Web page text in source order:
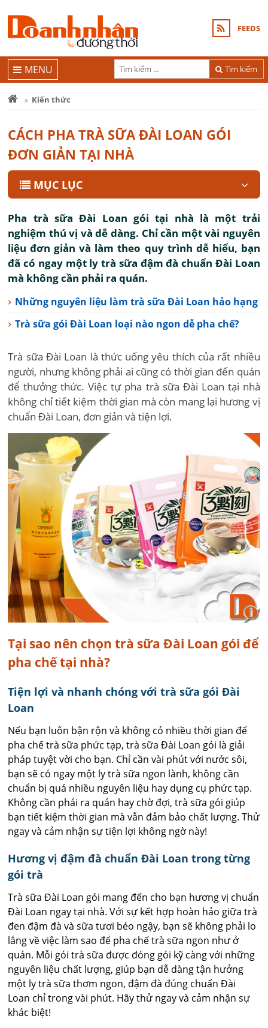
FEEDS
Tìm kiếm
MENU
Kiến thức
CÁCH PHA TRÀ SỮA ĐÀI LOAN GÓI
ĐƠN GIẢN TẠI NHÀ
MỤC LỤC
Pha trà sữa Đài Loan gói tại nhà là một trải
nghiệm thú vị và dễ dàng. Chỉ cần một vài nguyên
liệu đơn giản và làm theo quy trình dễ hiểu, bạn
đã có ngay một ly trà sữa đậm đà chuẩn Đài Loan
mà không cần phải ra quán.
Những nguyên liệu làm trà sữa Đài Loan hảo hạng
Trà sữa gói Đài Loan loại nào ngon dễ pha chế?
Trà sữa Đài Loan là thức uống yêu thích của rất nhiều
người, nhưng không phải ai cũng có thời gian đến quán
để thưởng thức. Việc tự pha trà sữa Đài Loan tại nhà
không chỉ tiết kiệm thời gian mà còn mang lại hương vị
chuẩn Đài Loan, đơn giản và tiện lợi.
Tại sao nên chọn trà sữa Đài Loan gói để
pha chế tại nhà?
Tiện lợi và nhanh chóng với trà sữa gói Đài
Loan
Nếu bạn luôn bận rộn và không có nhiều thời gian để
pha chế trà sữa phức tạp, trà sữa Đài Loan gói là giải
pháp tuyệt vời cho bạn. Chỉ cần vài phút với nước sôi,
bạn sẽ có ngay một ly trà sữa ngon lành, không cần
chuẩn bị quá nhiều nguyên liệu hay dụng cụ phức tạp.
Không cần phải ra quán hay chờ đợi, trà sữa gói giúp
bạn tiết kiệm thời gian mà vẫn đảm bảo chất lượng. Thử
ngay và cảm nhận sự tiện lợi không ngờ này!
Hương vị đậm đà chuẩn Đài Loan trong từng
gói trà
Trà sữa Đài Loan gói mang đến cho bạn hương vị chuẩn
Đài Loan ngay tại nhà. Với sự kết hợp hoàn hảo giữa trà
đen đậm đà và sữa tươi béo ngậy, bạn sẽ không phải lo
lắng về việc làm sao để pha chế trà sữa ngon như ở
quán. Mỗi gói trà sữa được đóng gói kỹ càng với những
nguyên liệu chất lượng, giúp bạn dễ dàng tận hưởng
một ly trà sữa thơm ngon, đậm đà đúng chuẩn Đài
Loan chỉ trong vài phút. Hãy thử ngay và cảm nhận sự
khác biệt!